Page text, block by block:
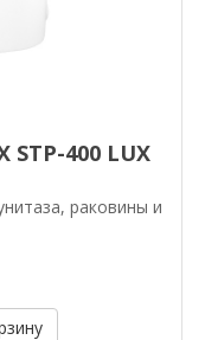
400 LUX
раковины и